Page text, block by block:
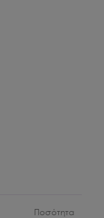
Ποσότητα